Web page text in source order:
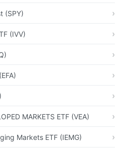
(SPY)
(IVV)
MARKETS ETF (VEA)
Markets ETF (IEMG)